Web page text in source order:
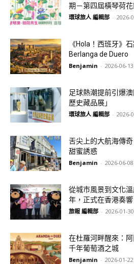
期－第四屆橫琴荷
環球旅人 編輯部 - 2026-
《Hola！西班牙》
Berlanga de Duero
Benjamin - 2026-06-13
足球熱潮提前引爆
歷史藏品展」
環球旅人 編輯部 - 2026-
舌尖上的大航海傳
甜蜜誘惑
Benjamin - 2026-06-08
從城市風景到文化
年，正式在香港奏響
旅報 編輯部 - 2026-01-30
在杜羅河畔醒來：
千年葡萄酒之城
Benjamin - 2026-01-22